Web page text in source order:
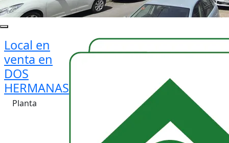
Local en
venta en
DOS
HERMANAS
Planta